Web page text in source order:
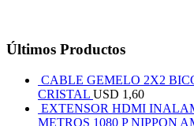
Últimos Productos
CABLE GEMELO 2X2
CRISTAL USD 1,60
EXTENSOR HDMI
METROS 1080 P NIPPON